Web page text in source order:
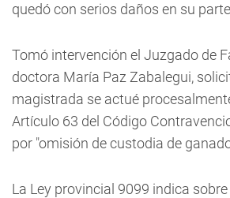
quedó con serios daños en su
Tomó intervención el Juzgado de
doctora María Paz Zabalegui,
magistrada se actué
Artículo 63 del Código
por "omisión de custodia de
La Ley provincial 9099 indica sobre